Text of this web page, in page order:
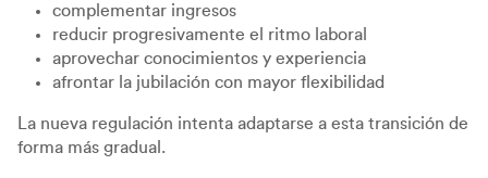
complementar ingresos
reducir progresivamente el ritmo laboral
aprovechar conocimientos y experiencia
afrontar la jubilación con mayor flexibilidad
La nueva regulación intenta adaptarse a esta transición de
forma más gradual.